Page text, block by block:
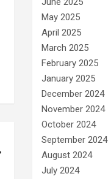
May 2025
April 2025
March 2025
February 2025
January 2025
December 2024
November 2024
October 2024
September 2024
August 2024
July 2024